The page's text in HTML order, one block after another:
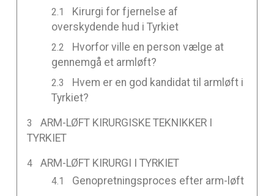
Kirurgi for fjernelse af
overskydende hud i Tyrkiet
Hvorfor ville en person vælge at
gennemgå et armløft?
Hvem er en god kandidat til armløft i
Tyrkiet?
ARM-LØFT KIRURGISKE TEKNIKKER I
TYRKIET
ARM-LØFT KIRURGI I TYRKIET
Genopretningsproces efter arm-løft